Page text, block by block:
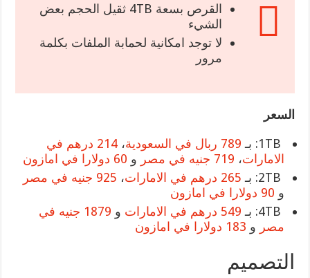
القرص بسعة 4TB ثقيل الحجم بعض
الشيء
لا توجد امكانية لحمابة الملفات بكلمة
مرور
السعر
789 ربال في السعودية ،
214 درهم في
الامارات، 719 جنيه في مصر و 60 دولارا في امازون
265 درهم في الامارات ، 925 جنيه في مصر
و 90 دولارا في امازون
549 درهم في الامارات و
1879 جنيه في
مصر و 183 دولارا في امازون
التصميم